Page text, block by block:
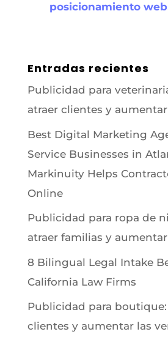
posicionamiento web
Entradas recientes
Publicidad para
atraer clientes y
Best Digital Marketing
Service Businesses in
Markinuity Helps
Online
Publicidad para ropa de
atraer familias y
8 Bilingual Legal Intake
California Law Firms
Publicidad para
clientes y aumentar las